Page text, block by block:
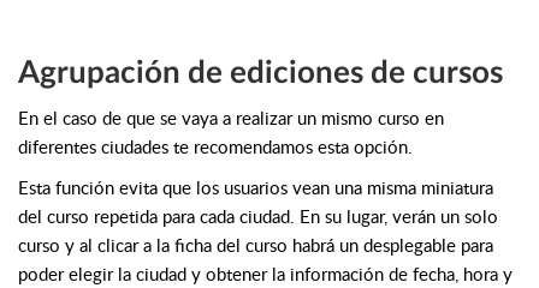
Agrupación de ediciones de cursos
En el caso de que se vaya a realizar un mismo curso en
diferentes ciudades te recomendamos esta opción.
Esta función evita que los usuarios vean una misma miniatura
del curso repetida para cada ciudad. En su lugar, verán un solo
curso y al clicar a la ficha del curso habrá un desplegable para
poder elegir la ciudad y obtener la información de fecha, hora y